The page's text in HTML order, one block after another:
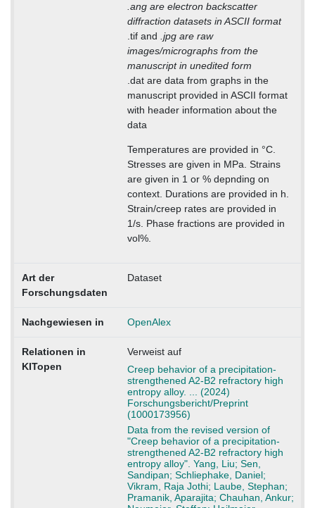
.ang are electron backscatter
diffraction datasets in ASCII format
.tif and .jpg are raw
images/micrographs from the
manuscript in unedited form
.dat are data from graphs in the
manuscript provided in ASCII format
with header information about the
data
Temperatures are provided in °C.
Stresses are given in MPa. Strains
are given in 1 or % depnding on
context. Durations are provided in h.
Strain/creep rates are provided in
1/s. Phase fractions are provided in
vol%.
Art der
Forschungsdaten
Dataset
Nachgewiesen in OpenAlex
Relationen in
KITopen
Verweist auf
Creep behavior of a precipitation-
strengthened A2-B2 refractory high
entropy alloy. ... (2024)
Forschungsbericht/Preprint
(1000173956)
Data from the revised version of
"Creep behavior of a precipitation-
strengthened A2-B2 refractory high
entropy alloy". Yang, Liu; Sen,
Sandipan; Schliephake, Daniel;
Vikram, Raja Jothi; Laube, Stephan;
Pramanik, Aparajita; Chauhan, Ankur;